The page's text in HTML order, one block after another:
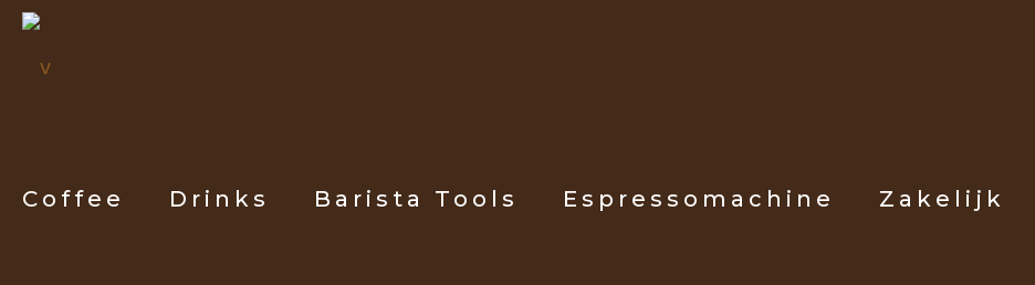
Coffee Drinks Barista Tools Espressomachine Zakelijk